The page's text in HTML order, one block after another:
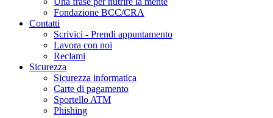
Fondazione BCC/CRA
Contatti
Scrivici - Prendi appuntamento
Lavora con noi
Reclami
Sicurezza
Sicurezza informatica
Carte di pagamento
Sportello ATM
Phishing